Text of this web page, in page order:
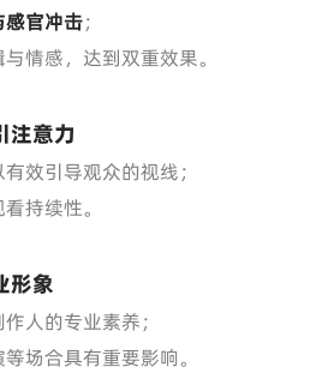
感官冲击；
情感，达到双重效果。
注意力
效引导观众的视线；
持续性。
形象
人的专业素养；
场合具有重要影响。